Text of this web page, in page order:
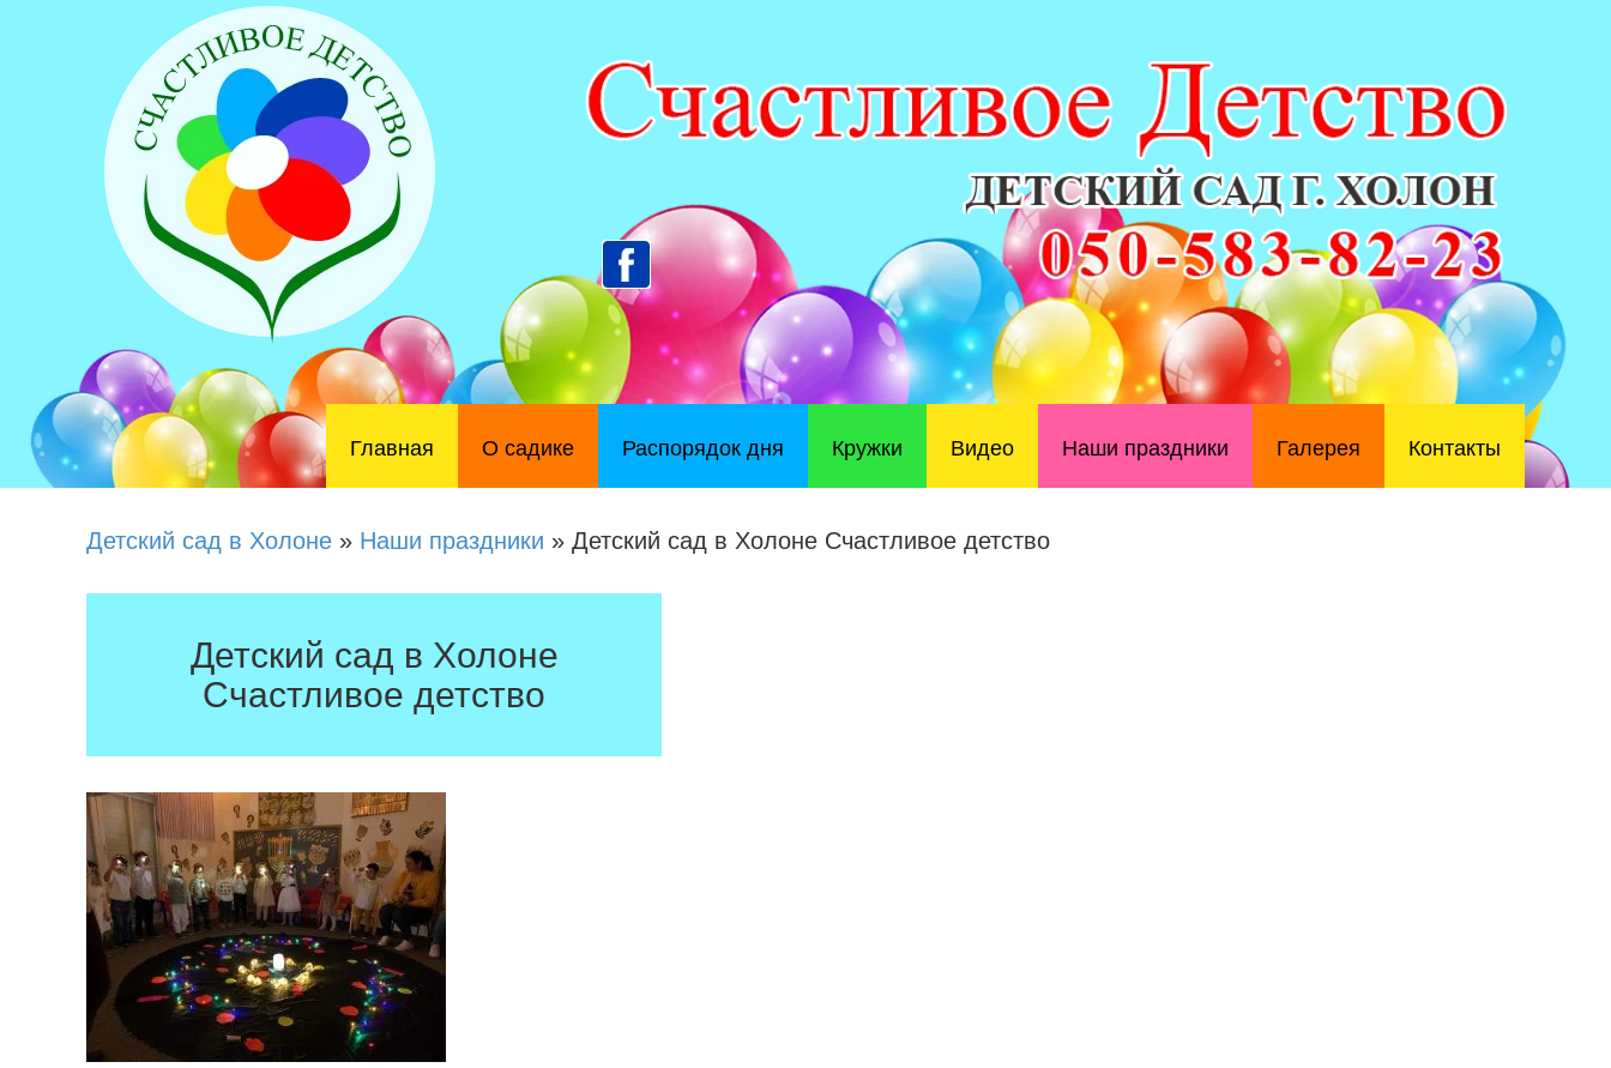
Главная О садике Распорядок дня Кружки Видео Наши праздники Галерея Контакты
Детский сад в Холоне » Наши праздники » Детский сад в Холоне Счастливое детство
Детский сад в Холоне
Счастливое детство